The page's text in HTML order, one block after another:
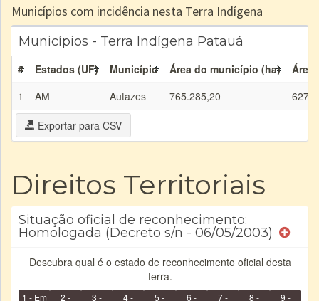
Municípios com incidência nesta Terra Indígena
Municípios - Terra Indígena Patauá
# Estados (UF) Município Área do município (ha)
Área
1
AM Autazes 765.285,20
Exportar para CSV
Direitos Territoriais
Situação oficial de reconhecimento:
Homologada (Decreto s/n - 06/05/2003)
Descubra qual é o estado de reconhecimento oficial desta
terra.
1 - Em 2 - 3 - 4 - 5 - 6 - 7 - 8 - 9 -